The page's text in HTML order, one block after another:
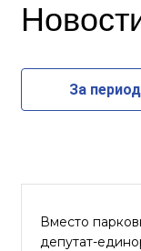
За период
Вместо
депутат-